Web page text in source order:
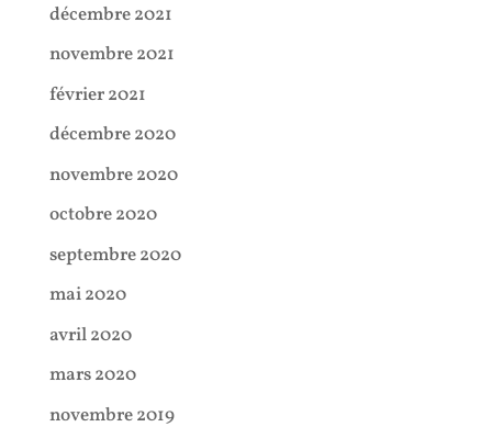
décembre 2021
novembre 2021
février 2021
décembre 2020
novembre 2020
octobre 2020
septembre 2020
mai 2020
avril 2020
mars 2020
novembre 2019